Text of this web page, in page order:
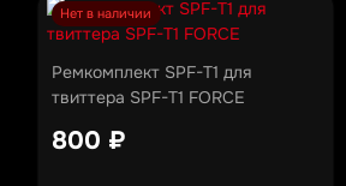
Нет в наличии
Ремкомплект SPF-T1 для
твиттера SPF-T1 FORCE
800 ₽